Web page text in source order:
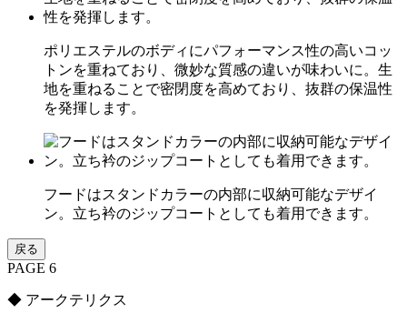
ポリエステルのボディにパフォーマンス性の高いコッ
トンを重ねており、微妙な質感の違いが味わいに。生
地を重ねることで密閉度を高めており、抜群の保温性
を発揮します。
フードはスタンドカラーの内部に収納可能なデザイ
ン。立ち衿のジップコートとしても着用できます。
戻る
PAGE 6
◆ アークテリクス